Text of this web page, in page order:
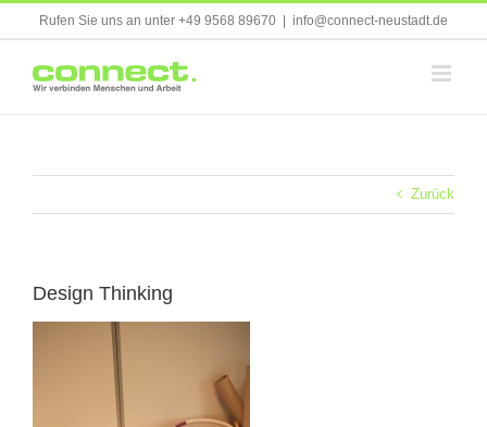
Rufen Sie uns an unter +49 9568 89670 info@connect-neustadt.de
Zurück
Design Thinking